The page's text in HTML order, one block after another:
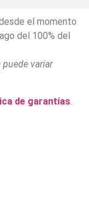
el momento
del 100% del
variar
de garantías.